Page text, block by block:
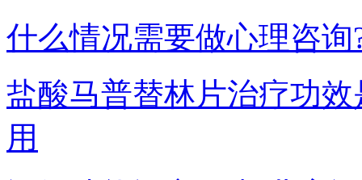
什么情况需要做心理咨询
盐酸马普替林片治疗功
用